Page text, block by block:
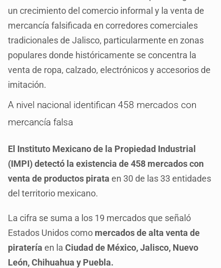
un crecimiento del comercio informal y la venta de
mercancía falsificada en corredores comerciales
tradicionales de Jalisco, particularmente en zonas
populares donde históricamente se concentra la
venta de ropa, calzado, electrónicos y accesorios de
imitación.
A nivel nacional identifican 458 mercados con
mercancía falsa
El Instituto Mexicano de la Propiedad Industrial
(IMPI) detectó la existencia de 458 mercados con
venta de productos pirata en 30 de las 33 entidades
del territorio mexicano.
La cifra se suma a los 19 mercados que señaló
Estados Unidos como mercados de alta venta de
piratería en laCiudad de México, Jalisco, Nuevo
León, Chihuahua y Puebla.